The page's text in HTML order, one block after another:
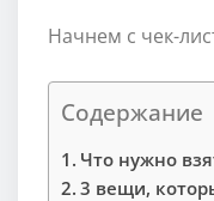
Начнем с чек-
Содержание
Что нужно
3 вещи,